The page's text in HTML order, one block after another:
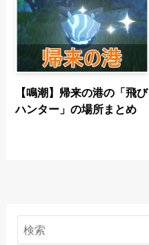
【鳴潮】帰来の港の「飛び
ハンター」の場所まとめ